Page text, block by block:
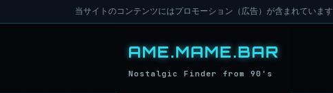
当サイトのコンテンツにはプロモーション（広告）が含まれています